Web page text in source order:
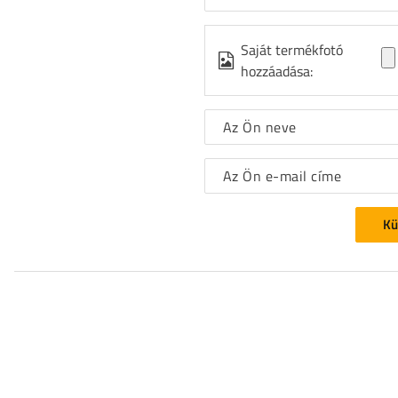
Saját termékfotó
hozzáadása:
Az Ön neve
Az Ön e-mail címe